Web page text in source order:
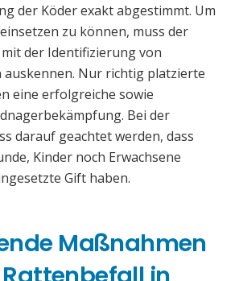
der Köder exakt abgestimmt. Um
zu können, muss der
mit der Identifizierung von
auskennen. Nur richtig platzierte
eine erfolgreiche sowie
Bei der
darauf geachtet werden, dass
Kinder noch Erwachsene
Gift haben.
Maßnahmen